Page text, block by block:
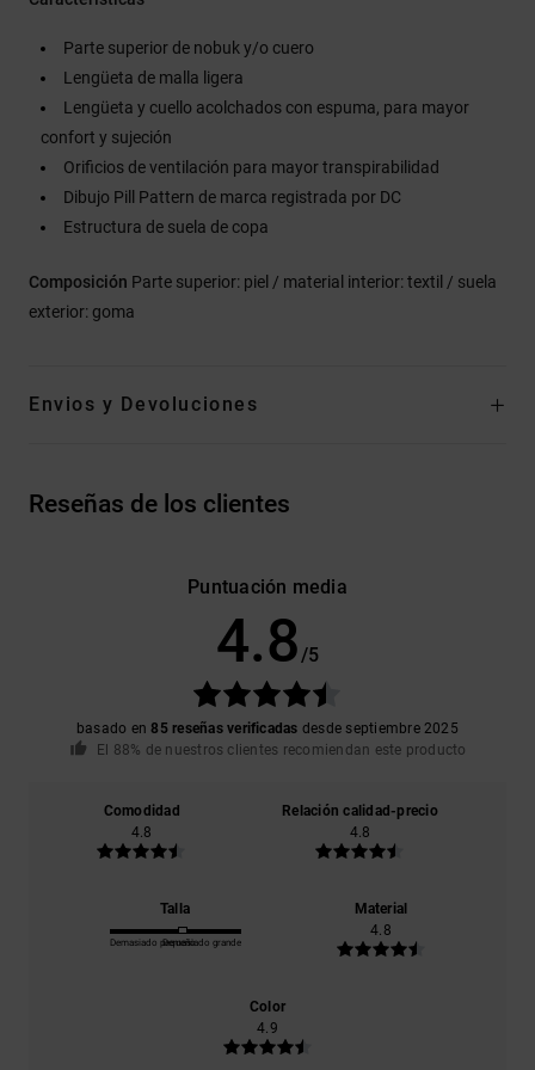
Parte superior de nobuk y/o cuero
Lengüeta de malla ligera
Lengüeta y cuello acolchados con espuma, para mayor
confort y sujeción
Orificios de ventilación para mayor transpirabilidad
Dibujo Pill Pattern de marca registrada por DC
Estructura de suela de copa
Composición Parte superior: piel / material interior: textil / suela
exterior: goma
Envios y Devoluciones
Reseñas de los clientes
Puntuación media
4.8 /5
basado en85 reseñas verificadas desde septiembre 2025
El 88% de nuestros clientes recomiendan este producto
Comodidad
4.8
Relación calidad-precio
4.8
Talla
Demasiado pequeñoDemasiado grande
Material
4.8
Color
4.9